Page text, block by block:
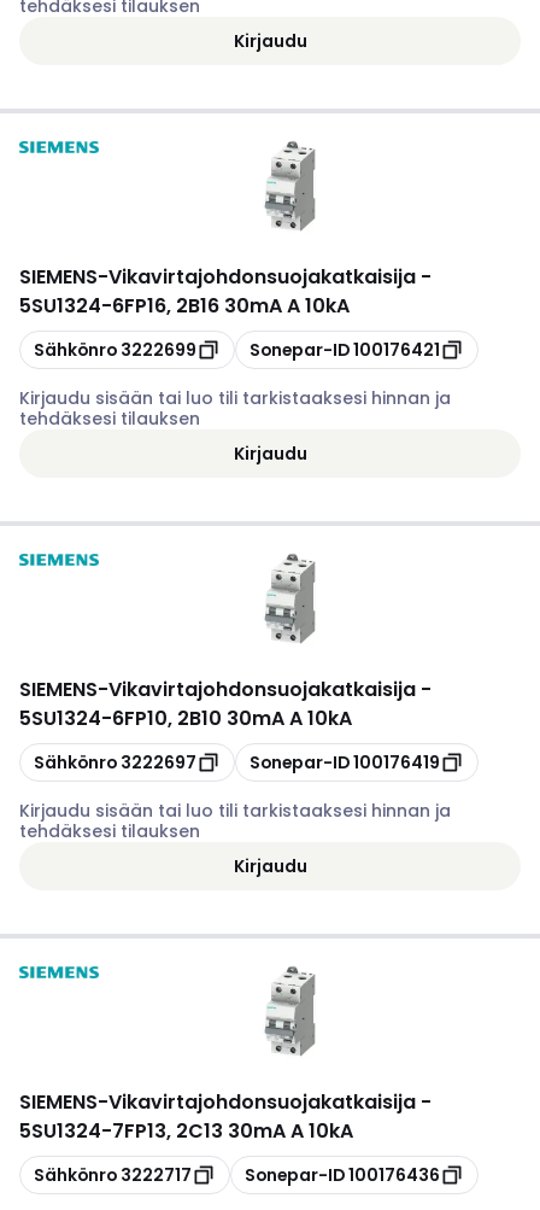
tehdäksesi tilauksen
Kirjaudu
SIEMENS-Vikavirtajohdonsuojakatkaisija -
5SU1324-6FP16, 2B16 30mA A 10kA
Kopioi
Sähkönro 3222699 Kopioi
Sonepar-ID100176421
Kirjaudu sisään tai luo tili tarkistaaksesi hinnan ja
tehdäksesi tilauksen
Kirjaudu
SIEMENS-Vikavirtajohdonsuojakatkaisija -
5SU1324-6FP10, 2B10 30mA A 10kA
Kopioi
Sähkönro 3222697 Kopioi
Sonepar-ID100176419
Kirjaudu sisään tai luo tili tarkistaaksesi hinnan ja
tehdäksesi tilauksen
Kirjaudu
SIEMENS-Vikavirtajohdonsuojakatkaisija -
5SU1324-7FP13, 2C13 30mA A 10kA
Kopioi
Sähkönro 3222717 Kopioi
Sonepar-ID100176436